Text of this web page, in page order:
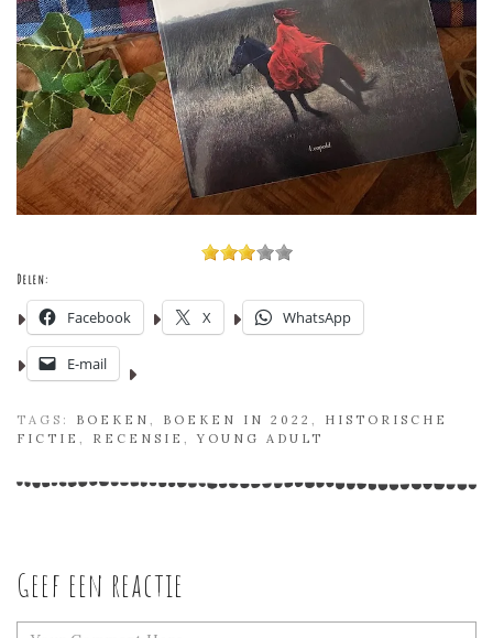
Delen:
Facebook X WhatsApp
E-mail
TAGS: BOEKEN , BOEKEN IN 2022 , HISTORISCHE
FICTIE , RECENSIE ,YOUNG ADULT
Geef een reactie